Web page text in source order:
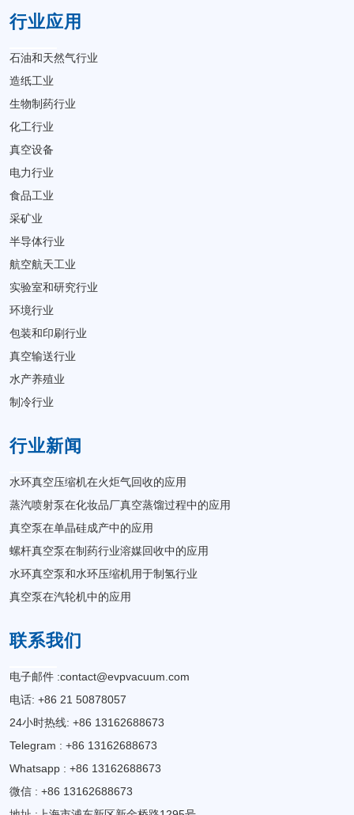
行业应用
石油和天然气行业
造纸工业
生物制药行业
化工行业
真空设备
电力行业
食品工业
采矿业
半导体行业
航空航天工业
实验室和研究行业
环境行业
包装和印刷行业
真空输送行业
水产养殖业
制冷行业
行业新闻
水环真空压缩机在火炬气回收的应用
蒸汽喷射泵在化妆品厂真空蒸馏过程中的应用
真空泵在单晶硅成产中的应用
螺杆真空泵在制药行业溶媒回收中的应用
水环真空泵和水环压缩机用于制氢行业
真空泵在汽轮机中的应用
联系我们
电子邮件 :contact@evpvacuum.com
电话: +86 21 50878057
24小时热线: +86 13162688673
Telegram : +86 13162688673
Whatsapp : +86 13162688673
微信 : +86 13162688673